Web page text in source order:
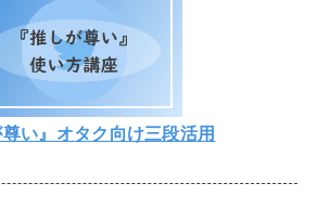
尊い』オタク向け三段活用